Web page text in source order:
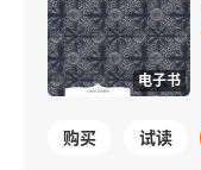
电子书
购买 试读